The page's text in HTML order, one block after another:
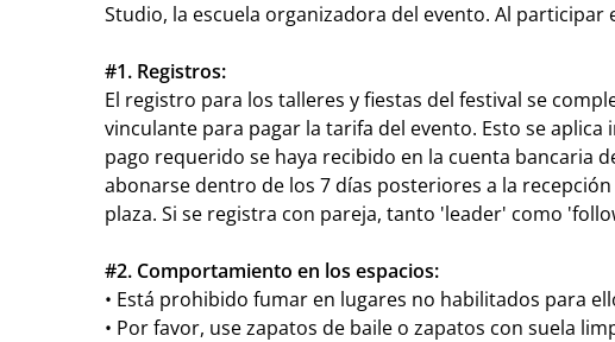
Studio, la escuela organizadora del evento. Al
#1. Registros:
El registro para los talleres y fiestas del festival se
vinculante para pagar la tarifa del evento. Esto se
pago requerido se haya recibido en la cuenta
abonarse dentro de los 7 días posteriores a la
plaza. Si se registra con pareja, tanto 'leader' como
#2. Comportamiento en los espacios:
•⁠ ⁠Está prohibido fumar en lugares no habilitados para
•⁠ ⁠Por favor, use zapatos de baile o zapatos con suela